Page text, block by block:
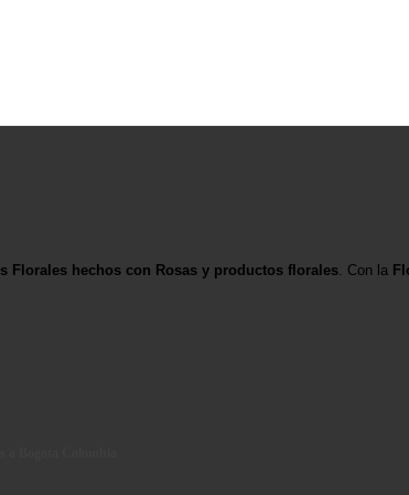
Florales hechos con Rosas y productos florales. Con la